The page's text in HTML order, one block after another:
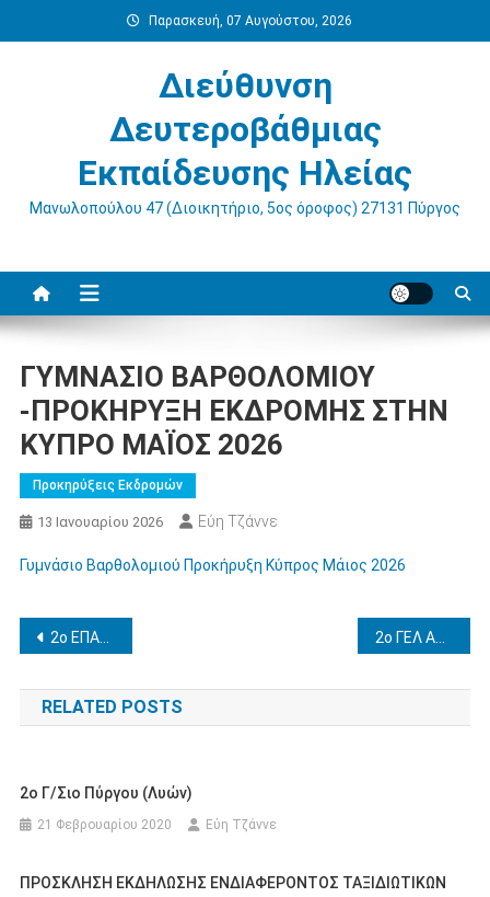
στο
Παρασκευή, 07 Αυγούστου, 2026
Διεύθυνση
Δευτεροβάθμιας
Εκπαίδευσης Ηλείας
Μανωλοπούλου 47 (Διοικητήριο, 5ος όροφος) 27131 Πύργος
ΓΥΜΝΑΣΙΟ ΒΑΡΘΟΛΟΜΙΟΥ
-ΠΡΟΚΗΡΥΞΗ ΕΚΔΡΟΜΗΣ ΣΤΗΝ
ΚΥΠΡΟ ΜΑΪΟΣ 2026
Προκηρύξεις Εκδρομών
13 Ιανουαρίου 2026 Εύη Τζάννε
Γυμνάσιο Βαρθολομιού Προκήρυξη Κύπρος Μάιος 2026
Πλοήγηση
άρθρων
2o ΕΠΑΛ ΠΥΡΓΟΥ-ΠΡΟΚΗΡΥΞΗ ΕΚΔΡΟΜΗΣ ΣΤΗΝ ΚΩΝΣΤΑΝΤΙΝΟΥΠΟΛΗ 25-30/3/2026
RELATED POSTS
2ο Γ/σιο Πύργου (Λυών)
21 Φεβρουαρίου 2020 Εύη Τζάννε
ΠΡΟΣΚΛΗΣΗ ΕΚΔΗΛΩΣΗΣ ΕΝΔΙΑΦΕΡΟΝΤΟΣ ΤΑΞΙΔΙΩΤΙΚΩΝ